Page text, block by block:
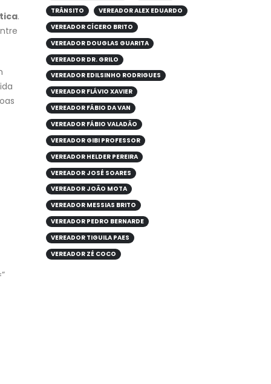
ca.
TRÂNSITO
VEREADOR ALEX EDUARDO
VEREADOR CÍCERO BRITO
VEREADOR DOUGLAS GUARITA
VEREADOR DR. GRILO
VEREADOR EDILSINHO RODRIGUES
VEREADOR FLÁVIO XAVIER
VEREADOR FÁBIO DA VAN
VEREADOR FÁBIO VALADÃO
VEREADOR GIBI PROFESSOR
VEREADOR HELDER PEREIRA
VEREADOR JOSÉ SOARES
VEREADOR JOÃO MOTA
VEREADOR MESSIAS BRITO
VEREADOR PEDRO BERNARDE
VEREADOR TIGUILA PAES
VEREADOR ZÉ COCO